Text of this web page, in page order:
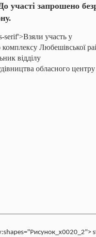
участі запрошено
serif'>Взяли участь у
комплексу Любешівської
відділу
обласного центру